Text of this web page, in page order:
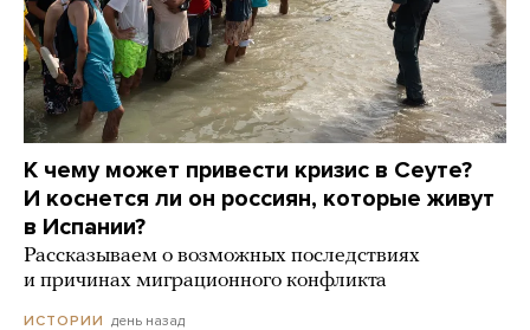
К чему может привести кризис в Сеуте?
И коснется ли он россиян, которые живут
в Испании?
Рассказываем о возможных последствиях
и причинах миграционного конфликта
ИСТОРИИ день назад